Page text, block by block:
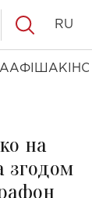
АФІША КІНО
RU
на
згодом